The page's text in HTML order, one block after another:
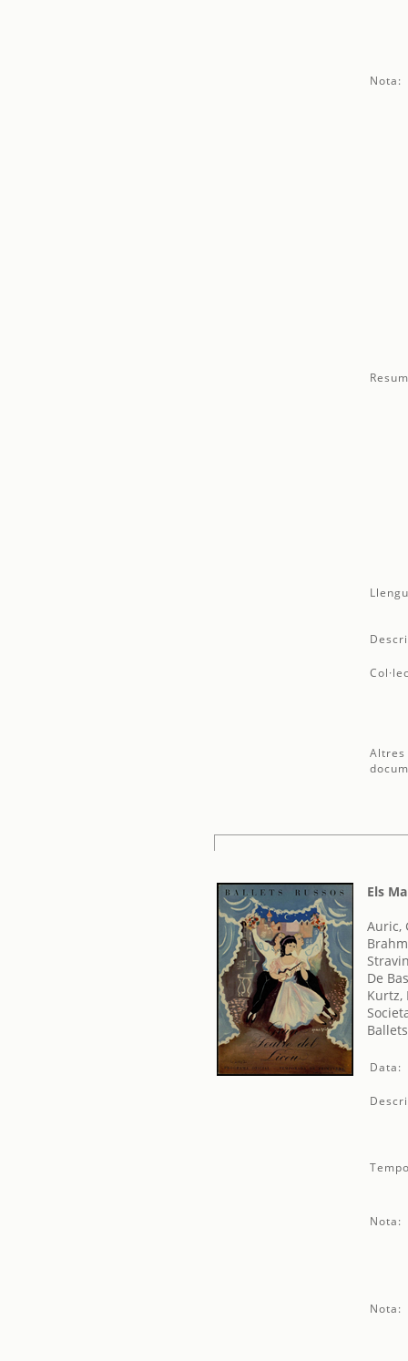
Nota:
Altres
Els
Auric,
De
Kurtz,
Data:
Nota:
Nota: